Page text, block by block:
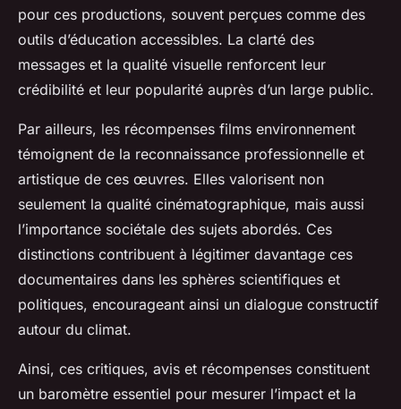
pour ces productions, souvent perçues comme des
outils d’éducation accessibles. La clarté des
messages et la qualité visuelle renforcent leur
crédibilité et leur popularité auprès d’un large public.
Par ailleurs, les récompenses films environnement
témoignent de la reconnaissance professionnelle et
artistique de ces œuvres. Elles valorisent non
seulement la qualité cinématographique, mais aussi
l’importance sociétale des sujets abordés. Ces
distinctions contribuent à légitimer davantage ces
documentaires dans les sphères scientifiques et
politiques, encourageant ainsi un dialogue constructif
autour du climat.
Ainsi, ces critiques, avis et récompenses constituent
un baromètre essentiel pour mesurer l’impact et la